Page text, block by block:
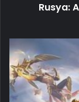
Rusya: